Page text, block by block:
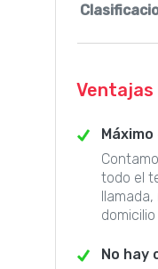
Ventajas
todo el
No hay